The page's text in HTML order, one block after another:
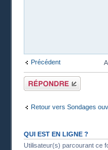
Précédent
Publier une
réponse
Retour vers Sondages
QUI EST EN LIGNE ?
Utilisateur(s) parcourant ce